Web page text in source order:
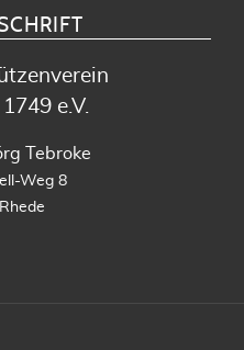
e.V.
Tebroke
Weg 8